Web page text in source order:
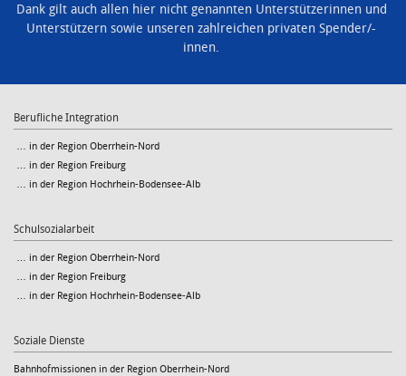
Dank gilt auch allen hier nicht genannten Unterstützerinnen und
Unterstützern sowie unseren zahlreichen privaten Spender/-
innen.
Berufliche Integration
… in der Region Oberrhein-Nord
… in der Region Freiburg
… in der Region Hochrhein-Bodensee-Alb
Schulsozialarbeit
… in der Region Oberrhein-Nord
… in der Region Freiburg
… in der Region Hochrhein-Bodensee-Alb
Soziale Dienste
Bahnhofmissionen in der Region Oberrhein-Nord